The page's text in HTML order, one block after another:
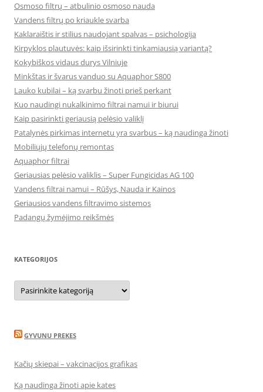
Osmoso filtrų – atbulinio osmoso nauda
Vandens filtrų po kriaukle svarba
Kaklaraištis ir stilius naudojant spalvas – psichologija
Kirpyklos plautuvės: kaip išsirinkti tinkamiausią variantą?
Kokybiškos vidaus durys Vilniuje
Minkštas ir švarus vanduo su Aquaphor S800
Lauko kubilai – ką svarbu žinoti prieš perkant
Kuo naudingi nukalkinimo filtrai namui ir biurui
Kaip pasirinkti geriausią pelėsio valiklį
Patalynės pirkimas internetu yra svarbus – ką naudinga žinoti
Mobiliųjų telefonų remontas
Aquaphor filtrai
Geriausias pelėsio valiklis – Super Fungicidas AG 100
Vandens filtrai namui – Rūšys, Nauda ir Kainos
Geriausios vandens filtravimo sistemos
Padangų žymėjimo reikšmės
KATEGORIJOS
Kategorijos
GYVUNU PREKES
Kačių skiepai – vakcinacijos grafikas
Ką naudinga žinoti apie kates